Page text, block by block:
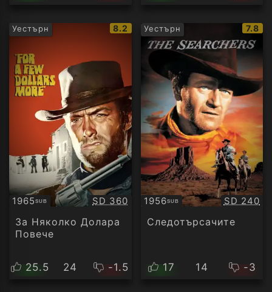
Уестърн
IMDb
рейтинг:
8.2
1965SUB
Субтитри Качество:
SD 360
За Няколко Долара
Повече
25.5 24 -1.5
Уестърн
IMDb
7.8
1956SUB
Субтитри SD 240
Следотърсачите
17 14 -3